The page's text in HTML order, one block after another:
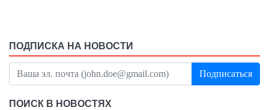
ПОДПИСКА НА НОВОСТИ
Подписаться
ПОИСК В НОВОСТЯХ